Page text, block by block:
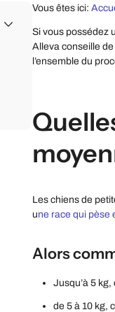
Vous êtes ici:
Si vous possédez
Alleva conseille
l’ensemble du
Les chiens de
une race qui pèse
Alors
Jusqu’à 5
de 5 à 10 kg,